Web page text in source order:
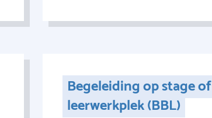
Begeleiding op stage of
leerwerkplek (BBL)